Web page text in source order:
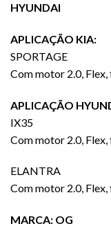
HYUNDAI
APLICAÇÃO KIA:
SPORTAGE
Com motor 2.0,
APLICAÇÃO
IX35
Com motor 2.0,
ELANTRA
Com motor 2.0,
MARCA: OG